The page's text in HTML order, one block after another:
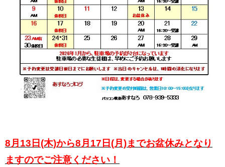
8月13日(木)から8月17日(月)までお盆休みとなり
ますのでご注意ください！